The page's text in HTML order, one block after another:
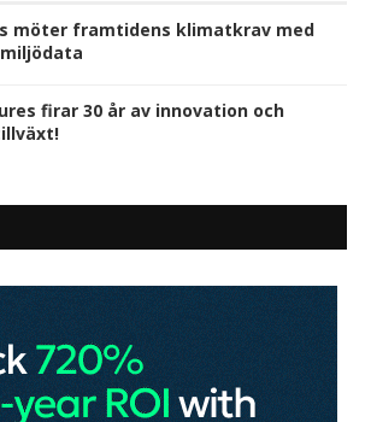
möter framtidens klimatkrav med
firar 30 år av innovation och